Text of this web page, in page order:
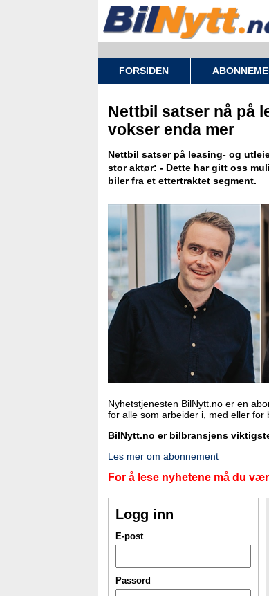
FORSIDEN
Nettbil satser nå på
vokser enda mer
Nettbil satser på leasing- og
stor aktør: - Dette har gitt oss
biler fra et ettertraktet segment.
Nyhetstjenesten BilNytt.no er en
for alle som arbeider i, med eller for
BilNytt.no er bilbransjens
Les mer om abonnement
For å lese nyhetene må du
Logg inn
E-post
Passord